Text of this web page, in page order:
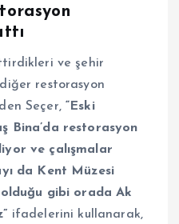
ve şehir
restorasyon
Seçer,“Eski
Bina’da restorasyon
ve çalışmalar
da Kent Müzesi
olduğu gibi orada Ak
ifadelerini kullanarak,